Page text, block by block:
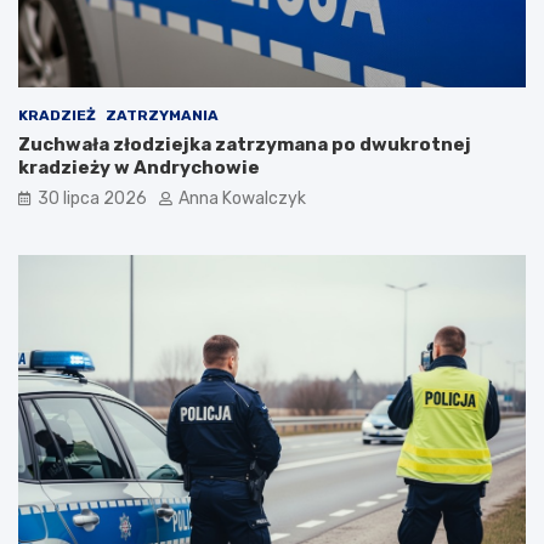
o
p
a
n
d
e
m
i
KRADZIEŻ ZATRZYMANIA
Zuchwała złodziejka zatrzymana po dwukrotnej
kradzieży w Andrychowie
30 lipca 2026 Anna Kowalczyk